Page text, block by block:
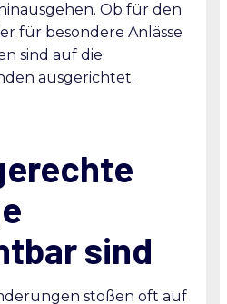
Ob für den
für besondere Anlässe
sind auf die
ausgerichtet.
sind
stoßen oft auf